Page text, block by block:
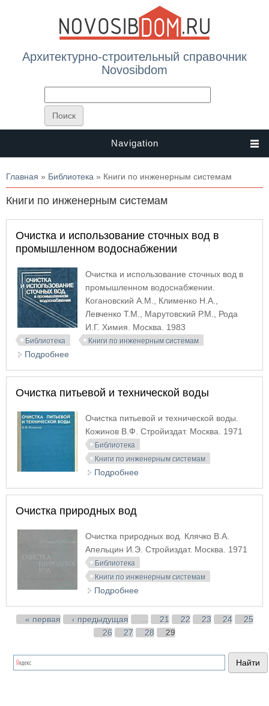
Архитектурно-строительный справочник
Novosibdom
Navigation
Вы здесь
Главная » Библиотека » Книги по инженерным системам
Книги по инженерным системам
Очистка и использование сточных вод в
промышленном водоснабжении
Очистка и использование сточных вод в
промышленном водоснабжении.
Когановский А.М., Клименко Н.А.,
Левченко Т.М., Марутовский Р.М., Рода
И.Г. Химия. Москва. 1983
Библиотека Книги по инженерным системам
Подробнее
Очистка питьевой и технической воды
Очистка питьевой и технической воды.
Кожинов В.Ф. Стройиздат. Москва. 1971
Библиотека
Книги по инженерным системам
Подробнее
Очистка природных вод
Очистка природных вод. Клячко В.А.
Апельцин И.Э. Стройиздат. Москва. 1971
Библиотека
Книги по инженерным системам
Подробнее
Страницы
« первая ‹ предыдущая 21 22 23 24
25
26
27 28 29